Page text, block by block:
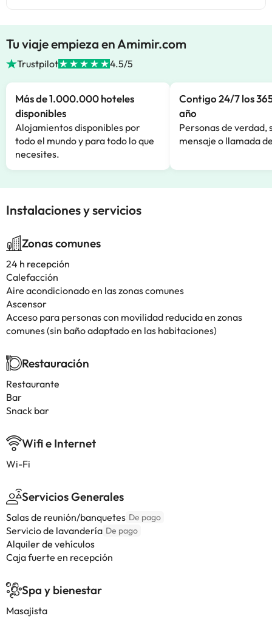
Tu viaje empieza en Amimir.com
Trustpilot 4.5/5
Más de 1.000.000 hoteles
disponibles
Alojamientos disponibles por
todo el mundo y para todo lo que
necesites.
Contigo 24/7 los
año
Personas de verdad,
mensaje o llamada
Instalaciones y servicios
Zonas comunes
24 h recepción
Calefacción
Aire acondicionado en las zonas comunes
Ascensor
Acceso para personas con movilidad reducida en zonas
comunes (sin baño adaptado en las habitaciones)
Restauración
Restaurante
Bar
Snack bar
Wifi e Internet
Wi-Fi
Servicios Generales
Salas de reunión/banquetes De pago
Servicio de lavandería De pago
Alquiler de vehículos
Caja fuerte en recepción
Spa y bienestar
Masajista